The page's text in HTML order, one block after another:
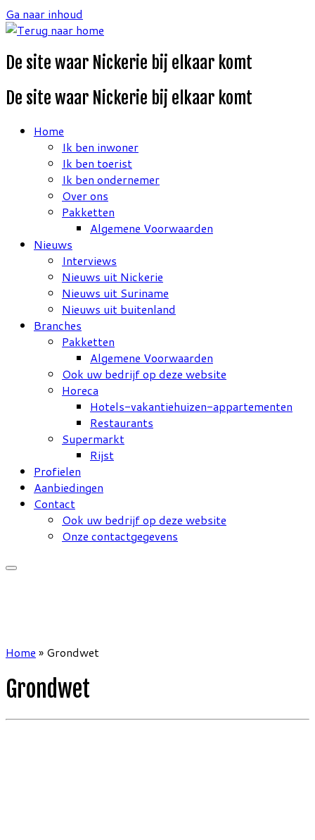
Ga naar inhoud
De site waar Nickerie bij elkaar komt
De site waar Nickerie bij elkaar komt
Home
Ik ben inwoner
Ik ben toerist
Ik ben ondernemer
Over ons
Pakketten
Algemene Voorwaarden
Nieuws
Interviews
Nieuws uit Nickerie
Nieuws uit Suriname
Nieuws uit buitenland
Branches
Pakketten
Algemene Voorwaarden
Ook uw bedrijf op deze website
Horeca
Hotels-vakantiehuizen-appartementen
Restaurants
Supermarkt
Rijst
Profielen
Aanbiedingen
Contact
Ook uw bedrijf op deze website
Onze contactgegevens
Home » Grondwet
Grondwet